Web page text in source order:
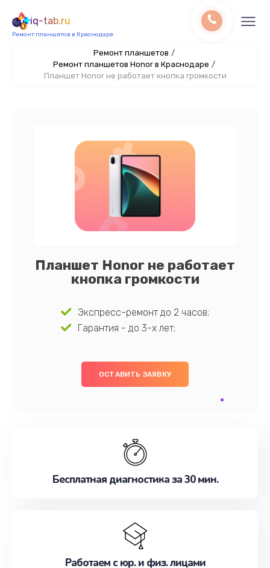
iq-tab.ru
Ремонт планшетов в Краснодаре
Ремонт планшетов /
Ремонт планшетов Honor в Краснодаре /
Планшет Honor не работает кнопка громкости
Планшет Honor не работает
кнопка громкости
Экспресс-ремонт до 2 часов;
Гарантия - до 3-х лет;
ОСТАВИТЬ ЗАЯВКУ
Бесплатная диагностика за 30 мин.
Работаем с юр. и физ. лицами